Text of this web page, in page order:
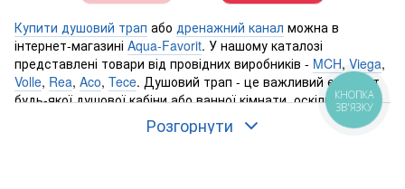
Купити душовий трап або дренажний канал можна в
інтернет-магазині Aqua-Favorit. У нашому каталозі
представлені товари від провідних виробників - MCH, Viega,
Volle, Rea, Aco, Tece. Душовий трап - це важливий елемент
будь-якої душової кабіни або ванної кімнати, оскільки він
забезпечує збір води та її стік. Вибір душового трапу
залежить від розміру душового приміщення, типу підлоги,
Розгорнути
КНОПКА
ЗВ'ЯЗКУ